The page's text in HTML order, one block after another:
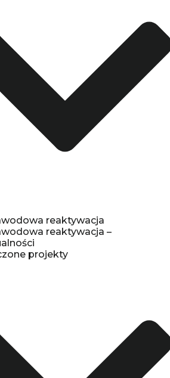
reaktywacja
reaktywacja –
projekty